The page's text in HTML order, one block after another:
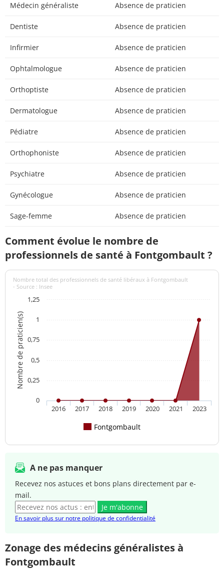
Médecin généraliste Absence de praticien
Dentiste Absence de praticien
Infirmier Absence de praticien
Ophtalmologue Absence de praticien
Orthoptiste Absence de praticien
Dermatologue Absence de praticien
Pédiatre Absence de praticien
Orthophoniste Absence de praticien
Psychiatre Absence de praticien
Gynécologue Absence de praticien
Sage-femme Absence de praticien
Comment évolue le nombre de
professionnels de santé à Fontgombault ?
Nombre de praticien(s)
Nombre total des professionnels de santé libéraux à Fontgombault
- Source : Insee
Fontgombault
2016 2017 2018 2019 2020 2021 2023
0
0,25
0,5
0,75
1
1,25
A ne pas manquer
Recevez nos astuces et bons plans directement par e-
mail.
Je m'abonne
En savoir plus sur notre politique de confidentialité
Zonage des médecins généralistes à
Fontgombault